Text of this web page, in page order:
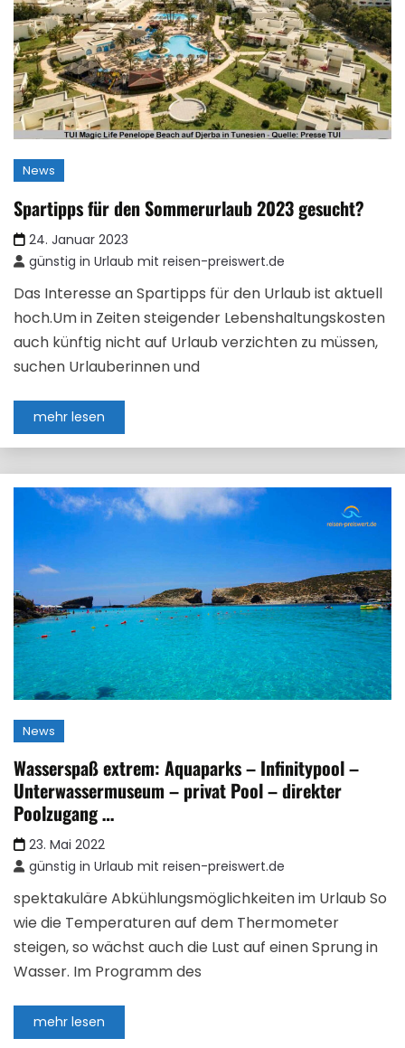
News
Spartipps für den Sommerurlaub 2023 gesucht?
24. Januar 2023
günstig in Urlaub mit reisen-preiswert.de
Das Interesse an Spartipps für den Urlaub ist aktuell
hoch.Um in Zeiten steigender Lebenshaltungskosten
auch künftig nicht auf Urlaub verzichten zu müssen,
suchen Urlauberinnen und
mehr lesen
News
Wasserspaß extrem: Aquaparks – Infinitypool –
Unterwassermuseum – privat Pool – direkter
Poolzugang …
23. Mai 2022
günstig in Urlaub mit reisen-preiswert.de
spektakuläre Abkühlungsmöglichkeiten im Urlaub So
wie die Temperaturen auf dem Thermometer
steigen, so wächst auch die Lust auf einen Sprung in
Wasser. Im Programm des
mehr lesen